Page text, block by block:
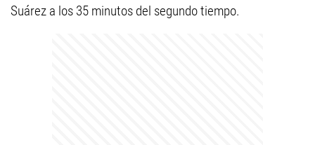
Suárez a los 35 minutos del segundo tiempo.